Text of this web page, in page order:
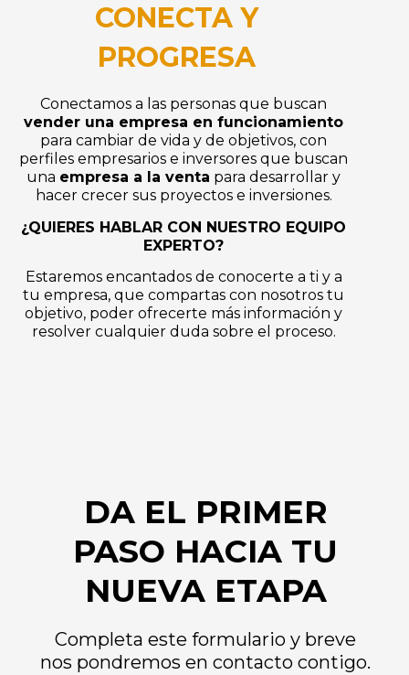
CONECTA Y
PROGRESA
Conectamos a las personas que buscan
vender una empresa en funcionamiento
para cambiar de vida y de objetivos, con
perfiles empresarios e inversores que buscan
una empresa a la venta para desarrollar y
hacer crecer sus proyectos e inversiones.
¿QUIERES HABLAR CON NUESTRO EQUIPO
EXPERTO?
Estaremos encantados de conocerte a ti y a
tu empresa, que compartas con nosotros tu
objetivo, poder ofrecerte más información y
resolver cualquier duda sobre el proceso.
DA EL PRIMER
PASO HACIA TU
NUEVA ETAPA
Completa este formulario y breve
nos pondremos en contacto contigo.